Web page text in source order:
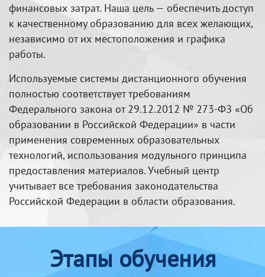
финансовых затрат. Наша цель — обеспечить доступ
к качественному образованию для всех желающих,
независимо от их местоположения и графика
работы.
Используемые системы дистанционного обучения
полностью соответствует требованиям
Федерального закона от 29.12.2012 № 273-ФЗ «Об
образовании в Российской Федерации» в части
применения современных образовательных
технологий, использования модульного принципа
предоставления материалов. Учебный центр
учитывает все требования законодательства
Российской Федерации в области образования.
Этапы обучения